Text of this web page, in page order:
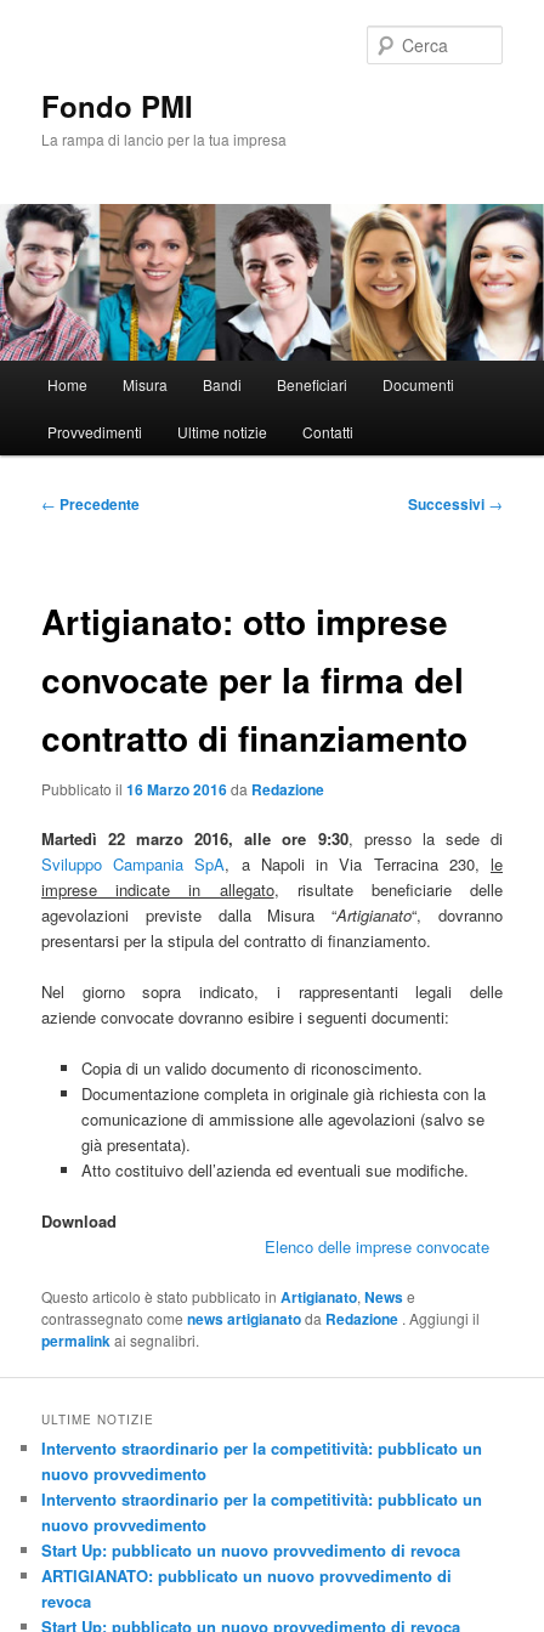
Fondo PMI
La rampa di lancio per la tua impresa
principale
Home Misura Bandi Beneficiari Documenti
Provvedimenti Ultime notizie Contatti
Navigazione
← Precedente Successivi →
Artigianato: otto imprese
convocate per la firma del
contratto di finanziamento
Pubblicato il16 Marzo 2016da Redazione
Martedì 22 marzo 2016, alle ore 9:30, presso la sede di
Sviluppo Campania SpA, a Napoli in Via Terracina 230, le
imprese indicate in allegato, risultate beneficiarie delle
agevolazioni previste dalla Misura “Artigianato“, dovranno
presentarsi per la stipula del contratto di finanziamento.
Nel giorno sopra indicato, i rappresentanti legali delle
aziende convocate dovranno esibire i seguenti documenti:
Copia di un valido documento di riconoscimento.
Documentazione completa in originale già richiesta con la
comunicazione di ammissione alle agevolazioni (salvo se
già presentata).
Atto costituivo dell’azienda ed eventuali sue modifiche.
Download
Elenco delle imprese convocate
Questo articolo è stato pubblicato inArtigianato,Newse
contrassegnato comenews artigianatoda Redazione . Aggiungi il
permalink ai segnalibri.
ULTIME NOTIZIE
Intervento straordinario per la competitività: pubblicato un
nuovo provvedimento
Intervento straordinario per la competitività: pubblicato un
nuovo provvedimento
Start Up: pubblicato un nuovo provvedimento di revoca
ARTIGIANATO: pubblicato un nuovo provvedimento di
revoca
Start Up: pubblicato un nuovo provvedimento di revoca